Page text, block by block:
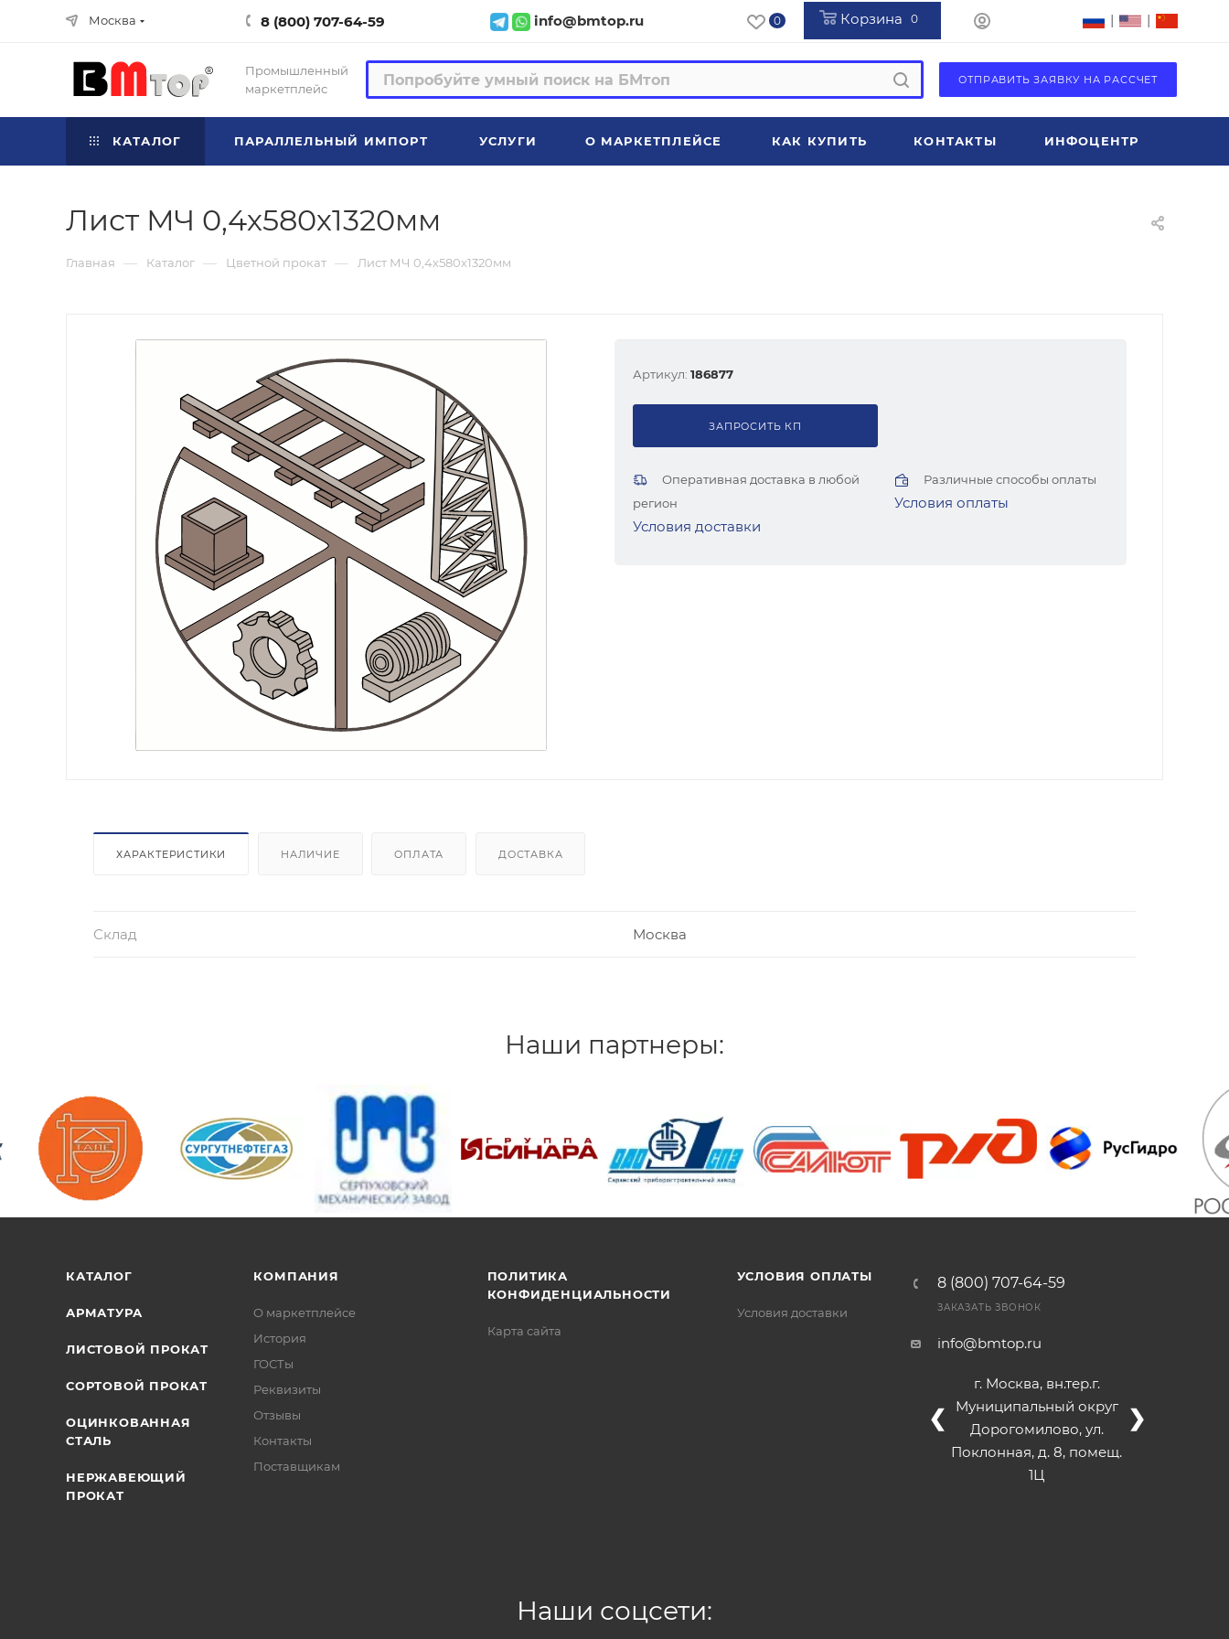
Москва 8 (800) 707-64-59 info@bmtop.ru 0 Корзина 0 | |
Промышленный
маркетплейс
ОТПРАВИТЬ ЗАЯВКУ НА РАССЧЕТ
КАТАЛОГ ПАРАЛЛЕЛЬНЫЙ ИМПОРТ УСЛУГИ О МАРКЕТПЛЕЙСЕ КАК КУПИТЬ КОНТАКТЫ ИНФОЦЕНТР
Лист МЧ 0,4х580х1320мм
Главная — Каталог — Цветной прокат — Лист МЧ 0,4х580х1320мм
Артикул: 186877
ЗАПРОСИТЬ КП
Оперативная доставка в любой
регион
Условия доставки
Различные способы оплаты
Условия оплаты
ХАРАКТЕРИСТИКИ НАЛИЧИЕ ОПЛАТА ДОСТАВКА
Склад Москва
Наши партнеры:
КАТАЛОГ
АРМАТУРА
ЛИСТОВОЙ ПРОКАТ
СОРТОВОЙ ПРОКАТ
ОЦИНКОВАННАЯ
СТАЛЬ
НЕРЖАВЕЮЩИЙ
ПРОКАТ
КОМПАНИЯ
О маркетплейсе
История
ГОСТы
Реквизиты
Отзывы
Контакты
Поставщикам
ПОЛИТИКА
КОНФИДЕНЦИАЛЬНОСТИ
Карта сайта
УСЛОВИЯ ОПЛАТЫ
Условия доставки
8 (800) 707-64-59
ЗАКАЗАТЬ ЗВОНОК
info@bmtop.ru
г. Москва, вн.тер.г.
Муниципальный округ
Дорогомилово, ул.
Поклонная, д. 8, помещ.
1Ц
❮ ❯
Наши соцсети: